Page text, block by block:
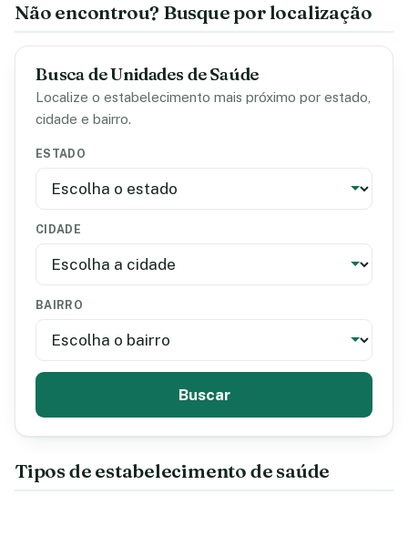
Não encontrou? Busque por localização
Busca de Unidades de Saúde
Localize o estabelecimento mais próximo por estado,
cidade e bairro.
ESTADO
CIDADE
BAIRRO
Buscar
Tipos de estabelecimento de saúde